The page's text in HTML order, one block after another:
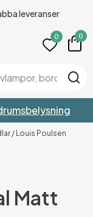
leveranser
0 0
/ Louis Poulsen
Matt